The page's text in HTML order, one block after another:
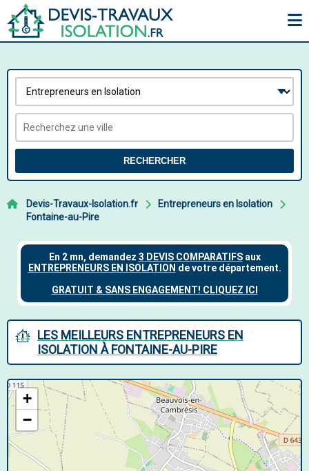
RECHERCHER
Devis-Travaux-Isolation.fr
Entrepreneurs en Isolation
Fontaine-au-Pire
LES MEILLEURS ENTREPRENEURS EN
ISOLATION À FONTAINE-AU-PIRE
+
−